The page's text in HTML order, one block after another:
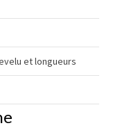
et longueurs